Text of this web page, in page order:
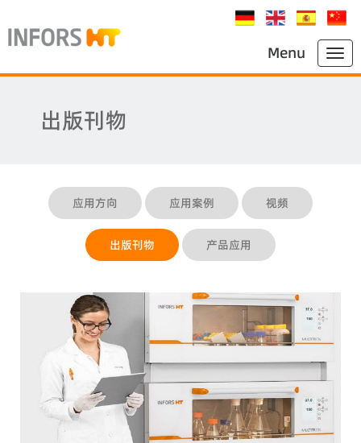
Menu
出版刊物
应用方向 应用案例 视频
出版刊物 产品应用